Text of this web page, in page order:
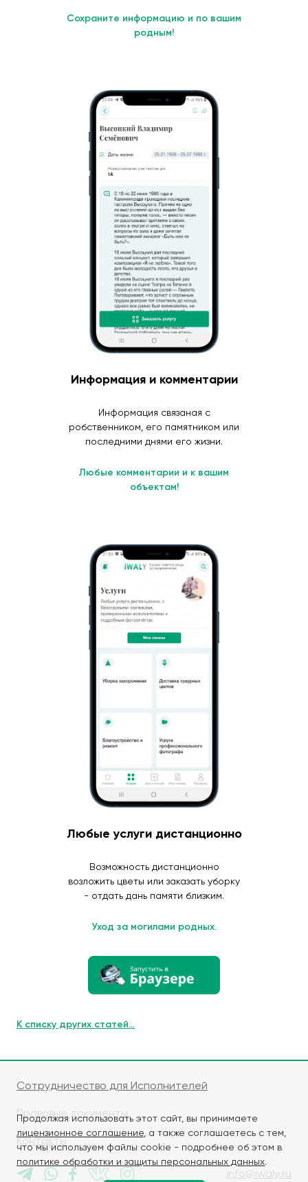
Продолжая использовать этот сайт, вы принимаете
лицензионное соглашение , а также соглашаетесь с тем,
что мы используем файлы cookie - подробнее об этом в
политике обработки и защиты персональных данных.
Сохраните информацию и по вашим
родным!
Информация и комментарии
Информация связаная с
робственником, его памятником или
последними днями его жизни.
Любые комментарии и к вашим
объектам!
Любые услуги дистанционно
Возможность дистанционно
возложить цветы или заказать уборку
- отдать дань памяти близким.
Уход за могилами родных.
К списку других статей...
Сотрудничество для Исполнителей
Правовые документы
Контакты
info@iwaly.ru